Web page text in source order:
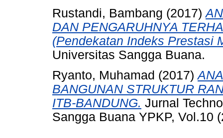
Rustandi, Bambang (2017)
DAN PENGARUHNYA
(Pendekatan Indeks Prestasi
Universitas Sangga Buana.
Ryanto, Muhamad (2017)
BANGUNAN STRUKTUR
ITB-BANDUNG. Jurnal
Sangga Buana YPKP, Vol.10